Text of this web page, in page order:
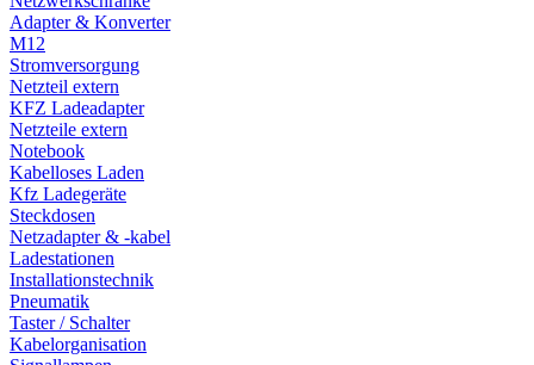
Adapter & Konverter
M12
Stromversorgung
Netzteil extern
KFZ Ladeadapter
Netzteile extern
Notebook
Kabelloses Laden
Kfz Ladegeräte
Steckdosen
Netzadapter & -kabel
Ladestationen
Installationstechnik
Pneumatik
Taster / Schalter
Kabelorganisation